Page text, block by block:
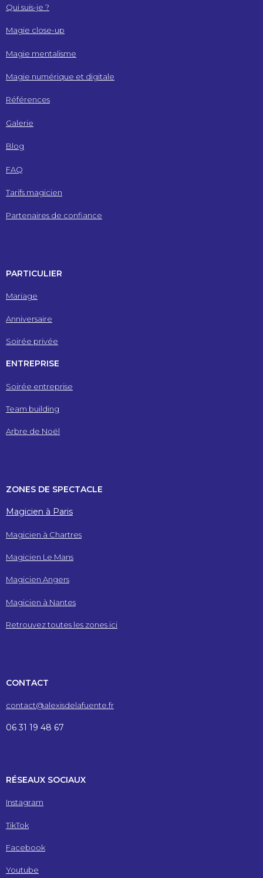
Qui suis-je ?
Magie close-up
Magie mentalisme
Magie numérique et digitale
Références
Galerie
Blog
FAQ
Tarifs magicien
Partenaires de confiance
PARTICULIER
Mariage
Anniversaire
Soirée privée
ENTREPRISE
Soirée entreprise
Team building
Arbre de Noël
ZONES DE SPECTACLE
Magicien à Paris
Magicien à Chartres
Magicien Le Mans
Magicien Angers
Magicien à Nantes
Retrouvez toutes les zones ici
CONTACT
contact@alexisdelafuente.fr
06 31 19 48 67
RÉSEAUX SOCIAUX
Instagram
TikTok
Facebook
Youtube